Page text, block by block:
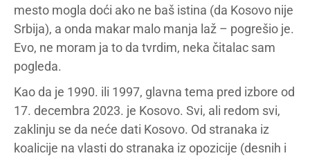
mesto mogla doći ako ne baš istina (da Kosovo nije
Srbija), a onda makar malo manja laž – pogrešio je.
Evo, ne moram ja to da tvrdim, neka čitalac sam
pogleda.
Kao da je 1990. ili 1997, glavna tema pred izbore od
17. decembra 2023. je Kosovo. Svi, ali redom svi,
zaklinju se da neće dati Kosovo. Od stranaka iz
koalicije na vlasti do stranaka iz opozicije (desnih i